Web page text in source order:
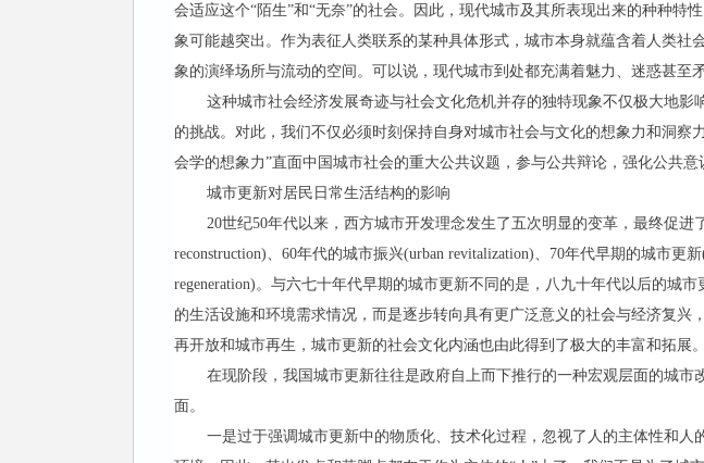
会适应这个“陌生”和“无奈”的社会。因此，现代城市及其所表现出来的种种
象可能越突出。作为表征人类联系的某种具体形式，城市本身就蕴含着人类
象的演绎场所与流动的空间。可以说，现代城市到处都充满着魅力、迷惑甚至
这种城市社会经济发展奇迹与社会文化危机并存的独特现象不仅极大地
的挑战。对此，我们不仅必须时刻保持自身对城市社会与文化的想象力和洞
会学的想象力”直面中国城市社会的重大公共议题，参与公共辩论，强化公共意
城市更新对居民日常生活结构的影响
20世纪50年代以来，西方城市开发理念发生了五次明显的变革，最终促
reconstruction)、60年代的城市振兴(urban revitalization)、70年代早期的城市更
regeneration)。与六七十年代早期的城市更新不同的是，八九十年代以后的城
的生活设施和环境需求情况，而是逐步转向具有更广泛意义的社会与经济复
再开放和城市再生，城市更新的社会文化内涵也由此得到了极大的丰富和拓展。
在现阶段，我国城市更新往往是政府自上而下推行的一种宏观层面的城
面。
一是过于强调城市更新中的物质化、技术化过程，忽视了人的主体性和